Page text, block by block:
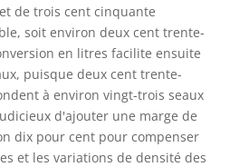
de trois cent cinquante
soit environ deux cent trente-
en litres facilite ensuite
puisque deux cent trente-
à environ vingt-trois seaux
d'ajouter une marge de
dix pour cent pour compenser
et les variations de densité des